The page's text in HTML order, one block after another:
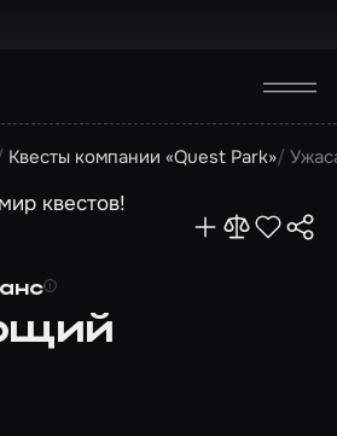
Квесты компании «Quest Park»